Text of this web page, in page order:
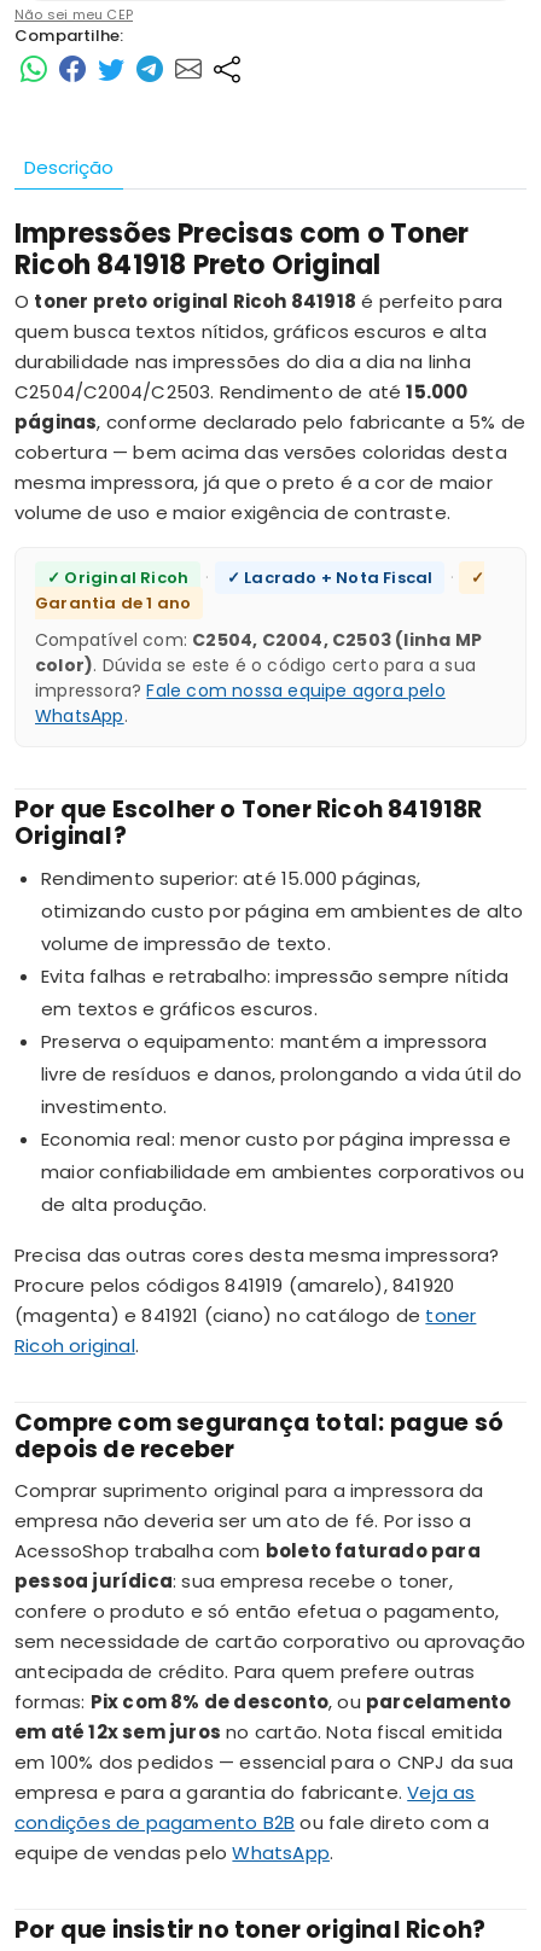
Não sei meu CEP
Compartilhe:
Descrição
Impressões Precisas com o Toner
Ricoh 841918 Preto Original
O toner preto original Ricoh 841918 é perfeito para
quem busca textos nítidos, gráficos escuros e alta
durabilidade nas impressões do dia a dia na linha
C2504/C2004/C2503. Rendimento de até15.000
páginas, conforme declarado pelo fabricante a 5% de
cobertura — bem acima das versões coloridas desta
mesma impressora, já que o preto é a cor de maior
volume de uso e maior exigência de contraste.
✓ Original Ricoh · ✓ Lacrado + Nota Fiscal ·
✓
Garantia de 1 ano
Compatível com: C2504, C2004, C2503 (linha MP
color). Dúvida se este é o código certo para a sua
impressora?Fale com nossa equipe agora pelo
WhatsApp.
Por que Escolher o Toner Ricoh 841918R
Original?
Rendimento superior: até 15.000 páginas,
otimizando custo por página em ambientes de alto
volume de impressão de texto.
Evita falhas e retrabalho: impressão sempre nítida
em textos e gráficos escuros.
Preserva o equipamento: mantém a impressora
livre de resíduos e danos, prolongando a vida útil do
investimento.
Economia real: menor custo por página impressa e
maior confiabilidade em ambientes corporativos ou
de alta produção.
Precisa das outras cores desta mesma impressora?
Procure pelos códigos 841919 (amarelo), 841920
(magenta) e 841921 (ciano) no catálogo de toner
Ricoh original.
Compre com segurança total: pague só
depois de receber
Comprar suprimento original para a impressora da
empresa não deveria ser um ato de fé. Por isso a
AcessoShop trabalha com boleto faturado para
pessoa jurídica: sua empresa recebe o toner,
confere o produto e só então efetua o pagamento,
sem necessidade de cartão corporativo ou aprovação
antecipada de crédito. Para quem prefere outras
formas: Pix com 8% de desconto, ou parcelamento
em até 12x sem juros no cartão. Nota fiscal emitida
em 100% dos pedidos — essencial para o CNPJ da sua
empresa e para a garantia do fabricante.Veja as
condições de pagamento B2B ou fale direto com a
equipe de vendas peloWhatsApp.
Por que insistir no toner original Ricoh?